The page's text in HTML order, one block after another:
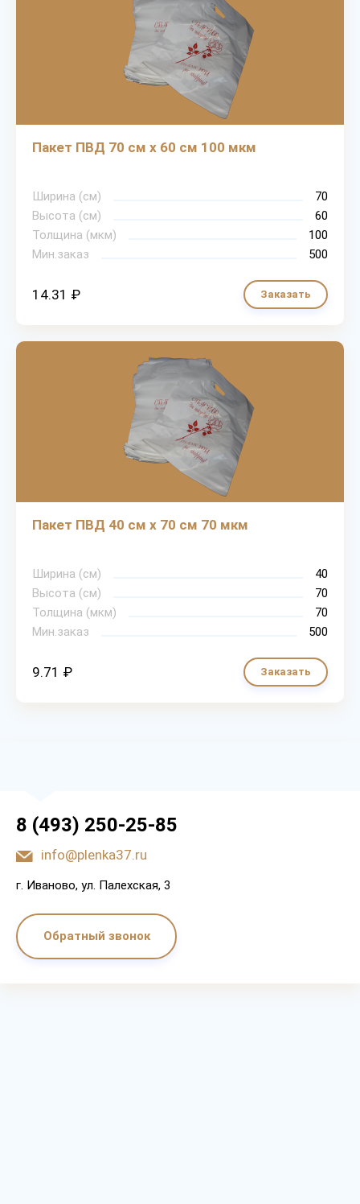
Пакет ПВД 70 см х 60 см 100 мкм
Ширина (см)
70
Высота (см)
60
Толщина (мкм)
100
Мин.заказ
500
14.31 ₽ Заказать
Пакет ПВД 40 см х 70 см 70 мкм
Ширина (см)
40
Высота (см)
70
Толщина (мкм)
70
Мин.заказ
500
9.71 ₽ Заказать
8 (493) 250-25-85
info@plenka37.ru
г. Иваново, ул. Палехская, 3
Обратный звонок